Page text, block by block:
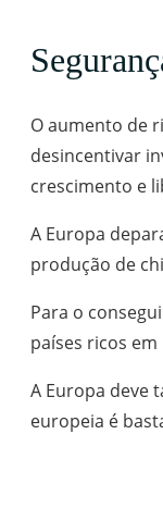
O aumento de
desincentivar
crescimento e
A Europa
produção de
Para o
países ricos
A Europa deve
europeia é